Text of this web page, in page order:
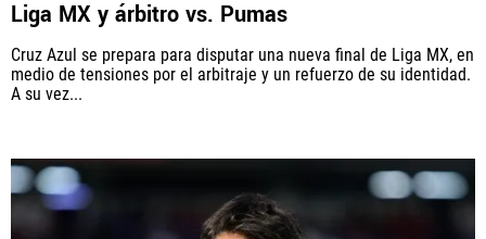
Liga MX y árbitro vs. Pumas
Cruz Azul se prepara para disputar una nueva final de Liga MX, en
medio de tensiones por el arbitraje y un refuerzo de su identidad.
A su vez...